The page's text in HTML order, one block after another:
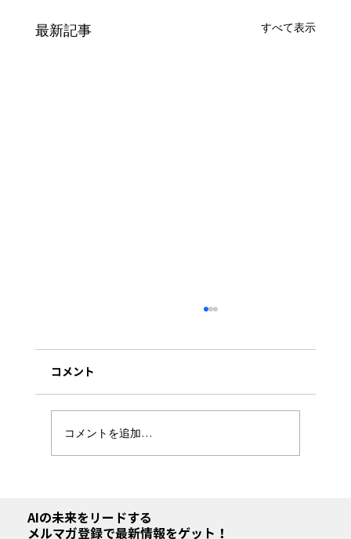
AIの未来をリードする
メルマガ登録で最新情報をゲット！
最新記事 すべて表示
底比較｜企業導入に最適な代替ツールの
選び方
コメント
コメントを追加…